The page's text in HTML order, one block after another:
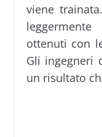
viene
ottenuti con
Gli ingegneri
un risultato